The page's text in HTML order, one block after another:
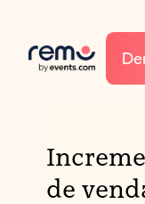
de